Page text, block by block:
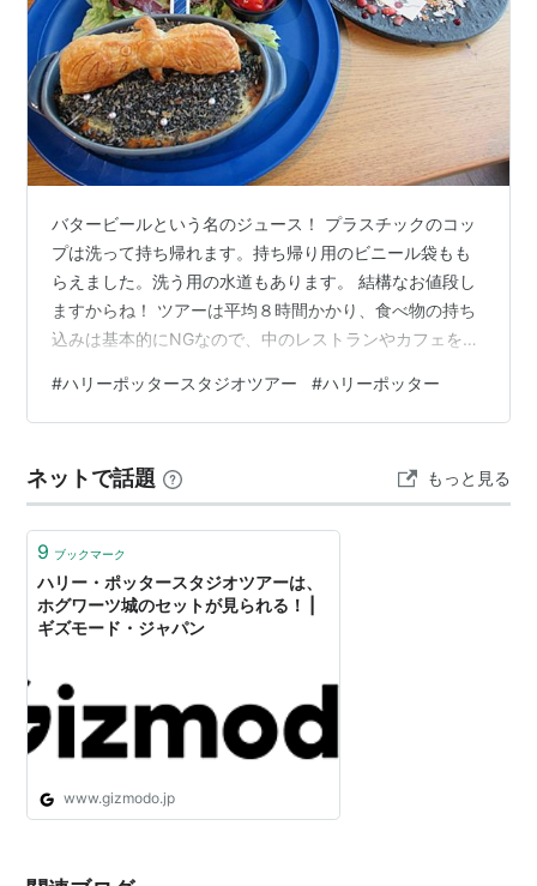
バタービールという名のジュース！ プラスチックのコッ
プは洗って持ち帰れます。持ち帰り用のビニール袋もも
らえました。洗う用の水道もあります。 結構なお値段し
ますからね！ ツアーは平均８時間かかり、食べ物の持ち
込みは基本的にNGなので、中のレストランやカフェを利
トをチョイス 銀色の玉みたいなのが噛み応えありまし
た。 これは階段でダドリーが暴れると、階段裏からほこ
があるので、ハリーポッター英語を読もうとチャレンジ
して挫折した覚えが この逆光具合がいい感じ… 魔法省と
#ハリーポッタースタジオツアー #ハリーポッター
ネットで話題 もっと見る
9 ブックマーク
ハリー・ポッタースタジオツアーは、
ホグワーツ城のセットが見られる！ |
ギズモード・ジャパン
www.gizmodo.jp